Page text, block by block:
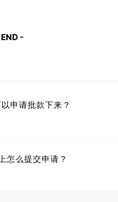
-
申请批款下来？
怎么提交申请？